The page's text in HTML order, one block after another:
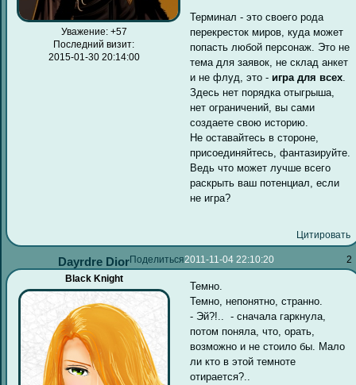
Уважение: +57
Последний визит:
2015-01-30 20:14:00
Терминал - это своего рода
перекресток миров, куда может
попасть любой персонаж. Это не
тема для заявок, не склад анкет
и не флуд, это - игра для всех.
Здесь нет порядка отыгрыша,
нет ограничений, вы сами
создаете свою историю.
Не оставайтесь в стороне,
присоединяйтесь, фантазируйте.
Ведь что может лучше всего
раскрыть ваш потенциал, если
не игра?
Цитировать
Поделиться 2
2011-11-04 22:10:20
Dayrdre Dior
Black Knight
Темно.
Темно, непонятно, странно.
- Эй?!.. - сначала гаркнула,
потом поняла, что, орать,
возможно и не стоило бы. Мало
ли кто в этой темноте
отирается?..